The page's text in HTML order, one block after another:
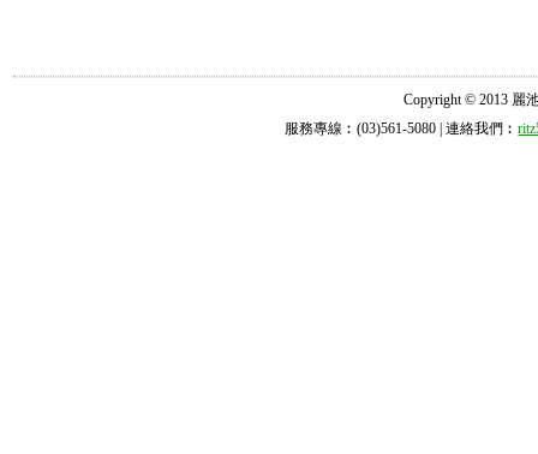
Copyright © 2013 麗
服務專線︰(03)561-5080 | 連絡我們︰